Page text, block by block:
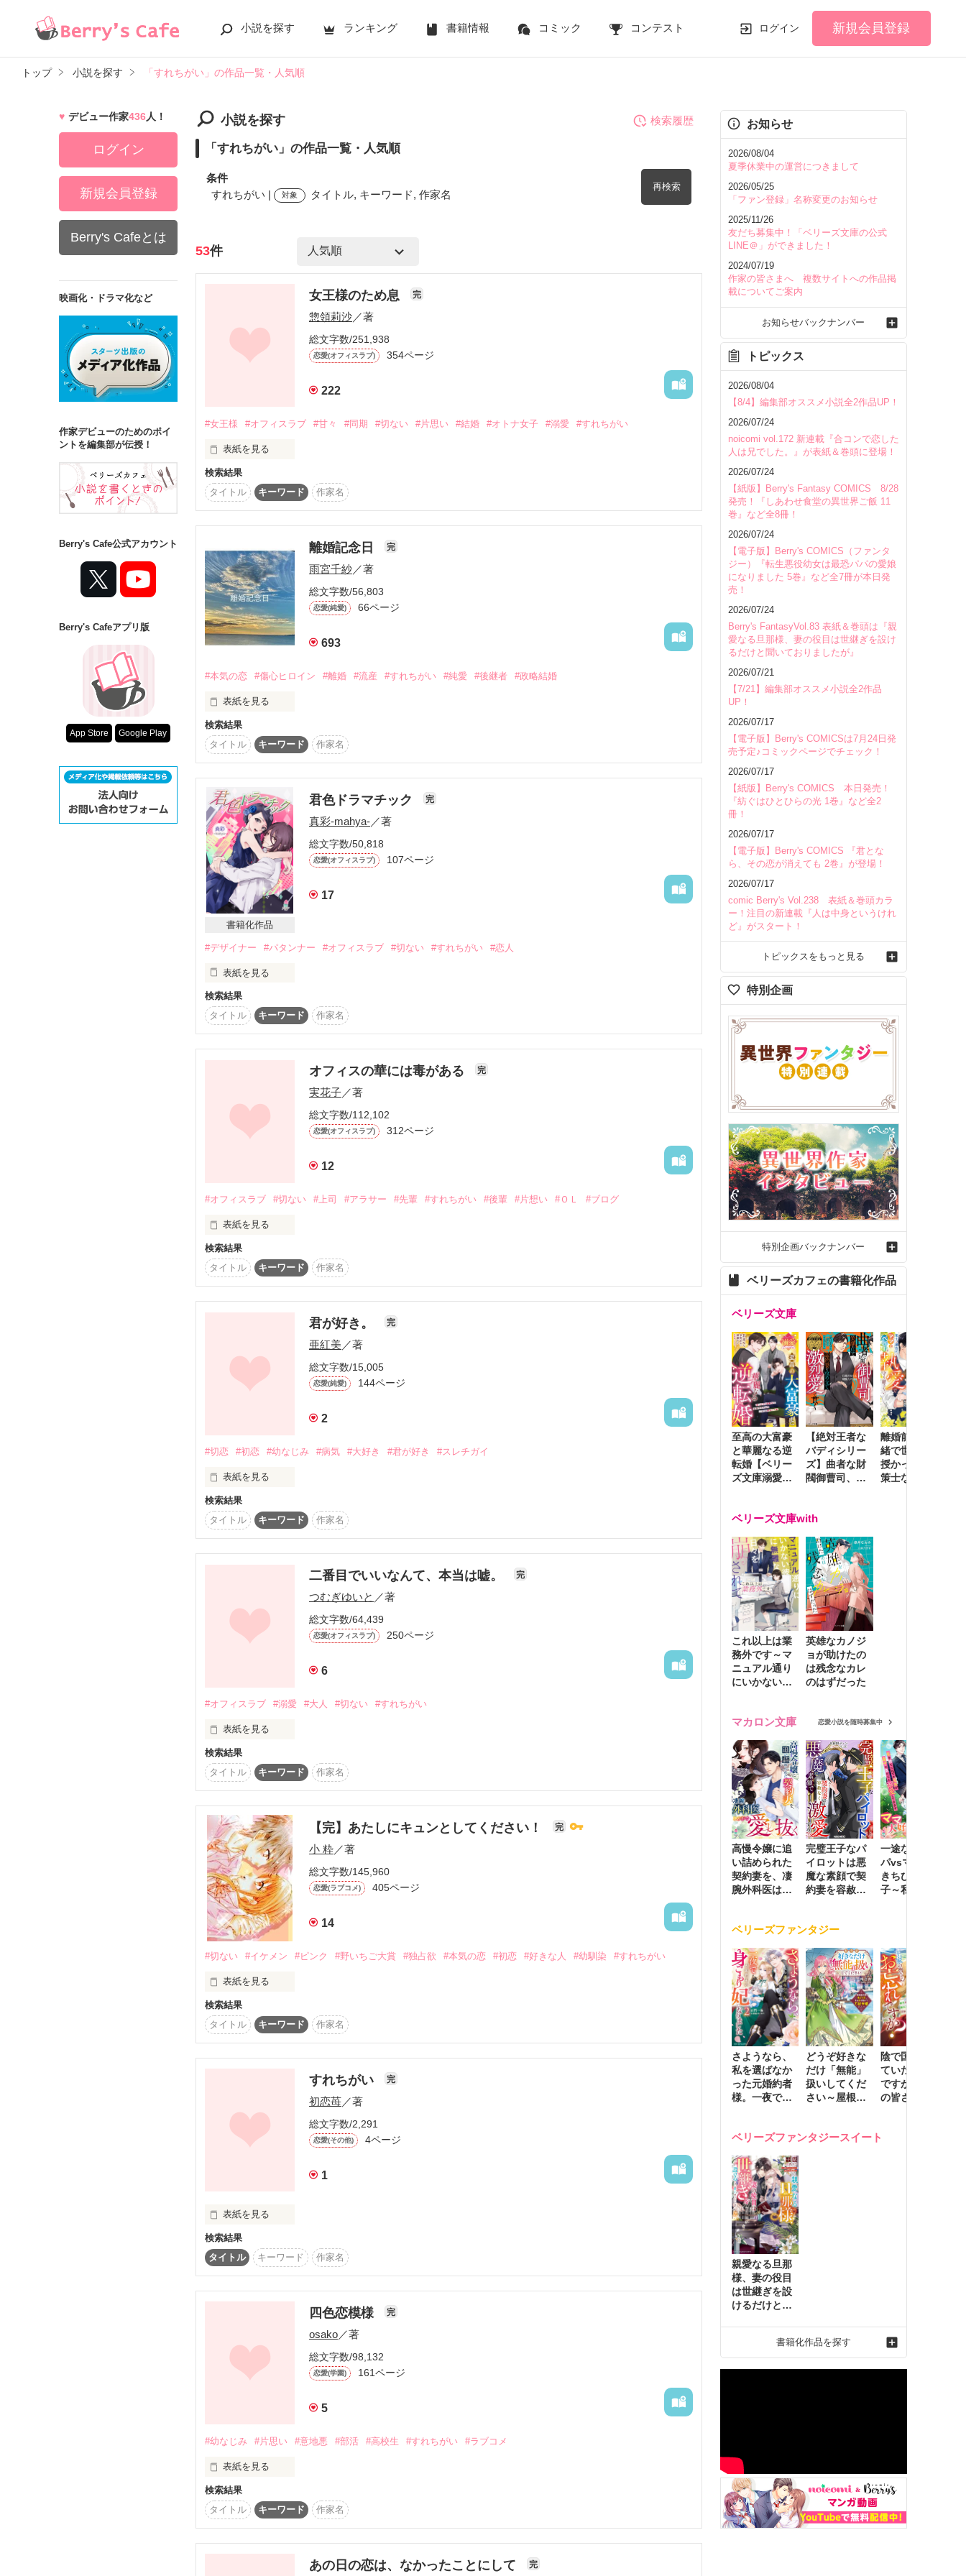
小説を探す ランキング 書籍情報 コミック コンテスト ログイン 新規会員登録
トップ 小説を探す 「すれちがい」の作品一覧・人気順
小説を探す
「すれちがい」の作品一覧・人気順
条件
すれちがい |
対象 タイトル, キーワード, 作家名
再検索
検索ワード
を含む
詳しく検索
ジャンル
ステータス
作品の長さ
長編
中編 短編
コンテスト
スターツ出版小説投稿サイト合同企画「1話からの長編大賞」ベリーズカフェ会場
その他の条件
動画あり
検索履歴
53件
女王様のため息 完
惣領莉沙／著
総文字数/251,938
恋愛(オフィスラブ) 354ページ
222
#女王様 #オフィスラブ #甘々 #同期 #切ない #片思い #結婚 #オトナ女子 #溺愛 #すれちがい
表紙を見る
気持ちを隠しながら笑う
傷ついても泣かない
女王様って呼ばれる私は
誰よりも強いから
*・.+･｡*☆☆・.★･.+･｡*☆☆・.+
2012.12.12完結しました。
検索結果
タイトル
キーワード 作家名
離婚記念日 完
雨宮千紗／著
総文字数/56,803
恋愛(純愛) 66ページ
693
#本気の恋 #傷心ヒロイン #離婚 #流産 #すれちがい #純愛 #後継者 #政略結婚
表紙を見る
早瀬　莉美　はやせ　りみ　29才
片寄　太一　かたよせ　たいち　32才
でもどうしても離婚せざるを得なかった。太一くんを愛しているからこそ離れることを決意した。
さようなら。あなたより良い人とはもう巡り会えないと思う。
人生で最高の人だった。
2024.1.27完結
鮭ムニエルさま、レビューありがとうございます！
検索結果
タイトル
キーワード 作家名
書籍化作品
君色ドラマチック 完
真彩-mahya-／著
総文字数/50,818
恋愛(オフィスラブ) 107ページ
17
#デザイナー #パタンナー #オフィスラブ #切ない #すれちがい #恋人
表紙を見る
捨てないでなんて懇願するのは格好悪いから嫌
ずっと　そばに　おいておいて
無彩色のままだから
*:.,.:*:.,.:*:.,.:*:.,.:*:.,.:*:.,.:*:.,.:
*:.,.:*:.,.:*:.,.:*:.,.:*:.,.:*:.,.:*:.,.:
2016年2月
検索結果
タイトル
キーワード 作家名
オフィスの華には毒がある 完
実花子／著
総文字数/112,102
恋愛(オフィスラブ) 312ページ
12
#オフィスラブ #切ない #上司 #アラサー #先輩 #すれちがい #後輩 #片想い #ＯＬ #ブログ
表紙を見る
『自分探し』をしに、旅に出るほど自由に生きられない。
『置かれた場所で咲けばいい』なんて達観するほど強くない。
できたら平穏無事希望。
検索結果
タイトル
キーワード 作家名
君が好き。 完
亜紅美 ／著
総文字数/15,005
恋愛(純愛) 144ページ
2
#切恋 #初恋 #幼なじみ #病気 #大好き #君が好き #スレチガイ
表紙を見る
幼馴染な私たちだけど…
私は小学生のころから君が好き。
少し鈍感な少女・ゆう
一途に思う少年・あっき
高校生の恋愛物語です。
スレチガイ～君が好き～
検索結果
タイトル
キーワード 作家名
二番目でいいなんて、本当は嘘。 完
つむぎゆいと ／著
総文字数/64,439
恋愛(オフィスラブ) 250ページ
6
#オフィスラブ #溺愛 #大人 #切ない #すれちがい
表紙を見る
両親を早くに亡くし、
下町で寿司屋を営む祖父のもとで育った未央。
同じ会社に勤める恋人はいたが、
未央が休職中に浮気をしていることが発覚。
しかも相手は妊娠しており、
年内に結婚するという。
傷心の未央は会社を辞める。
転職に苦労するが、
祖父が経営していた寿司屋の常連だった外資系コンサル会社の社長、
桐生薫のもとで契約社員として働くことに。
年上の包容力あふれる薫。
けれど傷心の未央は、
社内恋愛は二度としないと決めている。
婚約者がいるらしい。
すれちがう二人の思い。
。。+゜゜。。+゜゜。。+゜゜。。+゜
2020/3/5　『ムーンライトノベルズ』へ加筆修正して転載スタート
2021/2/25　アマゾナイトノベルズ様から電子書籍化します！（作品はこのまま掲載します）
検索結果
タイトル
キーワード 作家名
【完】あたしにキュンとしてください！ 完
小 粋／著
総文字数/145,960
恋愛(ラブコメ) 405ページ
14
#切ない #イケメン #ピンク #野いちご大賞 #独占欲 #本気の恋 #初恋 #好きな人 #幼馴染 #すれちがい
表紙を見る
「大きくなったら結婚しようね」
幼少期の約束でした。
幼馴染の伊央くんと離れて約8年。
いざ再会してみれば
「俺、好きな人がいるんだ」
そんなひどい仕打ちはありますか？
超絶美少年
漂うオーラは色っぽくて
×
約束を信じて守ってきた
純粋・天真爛漫
天然
古谷莉里(こたに りり)
検索結果
タイトル
キーワード 作家名
すれちがい 完
初恋苺／著
総文字数/2,291
恋愛(その他) 4ページ
1
表紙を見る
私には好きな人がいたでももう…ってすぐちかくいるよ！えっ！？わ、私はあんたの事なんか！好きじ
ゃない！（えっ！？本当はすごく好きなのに…）だからいつもあなたとすれ違うのかな？
あんたもあたしと同じなの？
観音守
検索結果
タイトル
キーワード 作家名
四色恋模様 完
osako／著
総文字数/98,132
恋愛(学園) 161ページ
5
#幼なじみ #片思い #意地悪 #部活 #高校生 #すれちがい #ラブコメ
表紙を見る
明るくいつでも笑顔の
成瀬七恵(なるせ ななえ)
検索結果
タイトル
キーワード 作家名
あの日の恋は、なかったことにして 完
デビュー作家436人！
ログイン
新規会員登録
Berry's Cafeとは
映画化・ドラマ化など
作家デビューのためのポイ
ントを編集部が伝授！
Berry's Cafe公式アカウント
Berry's Cafeアプリ版
App Store Google Play
お知らせ
2026/08/04
夏季休業中の運営につきまして
2026/05/25
「ファン登録」名称変更のお知らせ
2025/11/26
友だち募集中！「ベリーズ文庫の公式
LINE＠」ができました！
2024/07/19
作家の皆さまへ 複数サイトへの作品掲
載についてご案内
お知らせバックナンバー
トピックス
2026/08/04
【8/4】編集部オススメ小説全2作品UP！
2026/07/24
noicomi vol.172 新連載『合コンで恋した
人は兄でした。』が表紙＆巻頭に登場！
2026/07/24
【紙版】Berry's Fantasy COMICS 8/28
発売！『しあわせ食堂の異世界ご飯 11
巻』など全8冊！
2026/07/24
【電子版】Berry's COMICS（ファンタ
ジー）『転生悪役幼女は最恐パパの愛娘
になりました 5巻』など全7冊が本日発
売！
2026/07/24
Berry's FantasyVol.83 表紙＆巻頭は『親
愛なる旦那様、妻の役目は世継ぎを設け
るだけと聞いておりましたが』
2026/07/21
【7/21】編集部オススメ小説全2作品
UP！
2026/07/17
【電子版】Berry's COMICSは7月24日発
売予定♪コミックページでチェック！
2026/07/17
【紙版】Berry's COMICS 本日発売！
『紡ぐはひとひらの光 1巻』など全2
冊！
2026/07/17
【電子版】Berry's COMICS 『君とな
ら、その恋が消えても 2巻』が登場！
2026/07/17
comic Berry's Vol.238 表紙＆巻頭カラ
ー！注目の新連載『人は中身というけれ
ど』がスタート！
トピックスをもっと見る
特別企画
特別企画バックナンバー
ベリーズカフェの書籍化作品
ベリーズ文庫
至高の大富豪
と華麗なる逆
転婚【ベリー
ズ文庫溺愛ア
【絶対王者な
バディシリー
ズ】曲者な財
閥御曹司、笑
激烈愛で貫く
離婚前夜に内
緒で世継ぎを
授かったら～
策士な御曹司
ベリーズ文庫with
これ以上は業
務外です～マ
ニュアル通り
にいかない彼
英雄なカノジ
ョが助けたの
は残念なカレ
のはずだった
マカロン文庫 恋愛小説を随時募集中
高慢令嬢に追
い詰められた
契約妻を、凄
腕外科医はこ
完璧王子なパ
イロットは悪
魔な素顔で契
約妻を容赦な
一途な社長パ
パvsママ大好
きちびっこ息
子～私を捨て
ベリーズファンタジー
さようなら、
私を選ばなか
った元婚約者
様。一夜で大
ました２
どうぞ好きな
だけ「無能」
扱いしてくだ
さい～屋根裏
動かす万能令
陰で国を支え
ていたのは私
ですが、王家
の皆さんお忘
れ才女の辺境
ベリーズファンタジースイート
親愛なる旦那
様、妻の役目
は世継ぎを設
けるだけと聞
れ才女の幸せ
な結婚～2
書籍化作品を探す